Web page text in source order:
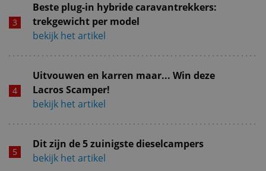
Beste plug-in hybride caravantrekkers:
trekgewicht per model
bekijk het artikel
Uitvouwen en karren maar... Win deze
Lacros Scamper!
bekijk het artikel
Dit zijn de 5 zuinigste dieselcampers
bekijk het artikel